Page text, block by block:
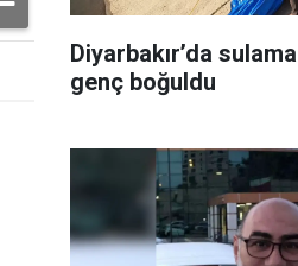
Diyarbakır’da
genç boğuldu